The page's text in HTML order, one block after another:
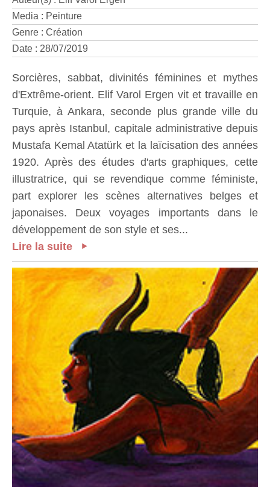
Media : Peinture
Genre : Création
Date : 28/07/2019
Sorcières, sabbat, divinités féminines et mythes
d'Extrême-orient. Elif Varol Ergen vit et travaille en
Turquie, à Ankara, seconde plus grande ville du
pays après Istanbul, capitale administrative depuis
Mustafa Kemal Atatürk et la laïcisation des années
1920. Après des études d'arts graphiques, cette
illustratrice, qui se revendique comme féministe,
part explorer les scènes alternatives belges et
japonaises. Deux voyages importants dans le
développement de son style et ses...
Lire la suite